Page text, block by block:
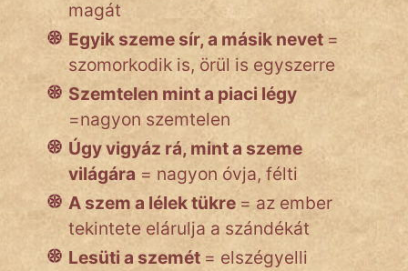
magát
Egyik szeme sír, a másik nevet =
szomorkodik is, örül is egyszerre
Szemtelen mint a piaci légy
=nagyon szemtelen
Úgy vigyáz rá, mint a szeme
világára = nagyon óvja, félti
A szem a lélek tükre = az ember
tekintete elárulja a szándékát
Lesüti a szemét = elszégyelli